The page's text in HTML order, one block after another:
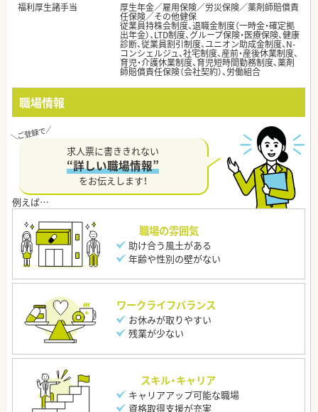
福利厚生諸手当
厚生年金／雇用保険／労災保険／薬剤師賠償責
任保険／その他健保
従業員持株会制度、退職金制度（一時金・確定拠
出年金）、LTD制度、グループ保険・医療保険、健康
診断、従業員割引制度、ユニオン助成金制度、N-
コンシェルジュ、社宅制度、産前・産後休業制度、
育児・介護休業制度、育児短時間勤務制度、薬剤
師賠償責任保険（会社契約）、労働組合
職場情報
求人票に書ききれない
“詳しい職場情報”
をお伝えします！
職場の雰囲気
助け合う風土がある
年齢や性別の壁がない
ワークライフバランス
お休みが取りやすい
残業が少ない
スキル・キャリア
キャリアアップ可能な職場
資格取得支援が充実